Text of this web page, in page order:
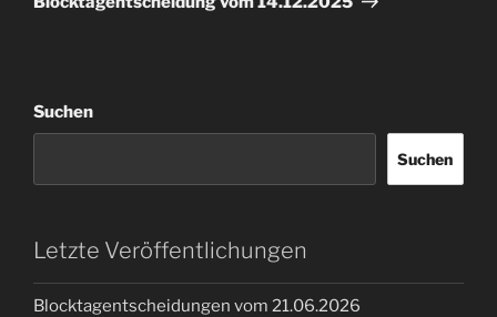
Suchen
Suchen
Letzte Veröffentlichungen
Blocktagentscheidungen vom 21.06.2026